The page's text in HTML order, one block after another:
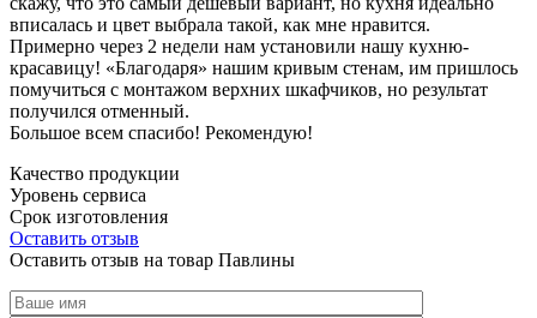
вписалась и цвет выбрала такой, как мне нравится.
Примерно через 2 недели нам установили нашу кухню-
красавицу! «Благодаря» нашим кривым стенам, им пришлось
помучиться с монтажом верхних шкафчиков, но результат
получился отменный.
Большое всем спасибо! Рекомендую!
Качество продукции
Уровень сервиса
Срок изготовления
Оставить отзыв
Оставить отзыв на товар Павлины